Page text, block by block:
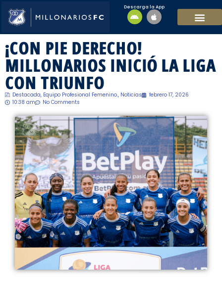
Descarga la App
¡CON PIE DERECHO!
MILLONARIOS INICIÓ LA LIGA
CON TRIUNFO
Destacada, Equipo Profesional Femenino., Noticias
febrero 17, 2026
10:38 am
No Comments